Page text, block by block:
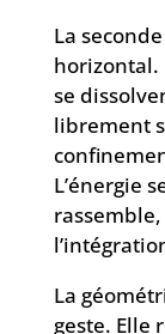
La
horizontal.
se
librement
L’énergie
La
geste. Elle